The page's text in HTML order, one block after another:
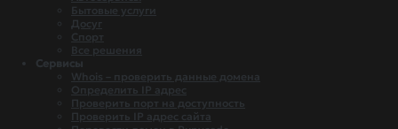
Бытовые услуги
Досуг
Спорт
Все решения
Сервисы
Whois – проверить данные домена
Определить IP адрес
Проверить порт на доступность
Проверить IP адрес сайта